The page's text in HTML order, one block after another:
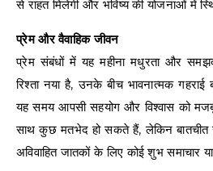
से राहत मिलेगी और भविष्य की योजनाओं में
प्रेम और वैवाहिक जीवन
प्रेम संबंधों में यह महीना मधुरता और
रिश्ता नया है, उनके बीच भावनात्मक गहराई
यह समय आपसी सहयोग और विश्वास को
साथ कुछ मतभेद हो सकते हैं, लेकिन बातचीत
अविवाहित जातकों के लिए कोई शुभ समाचार